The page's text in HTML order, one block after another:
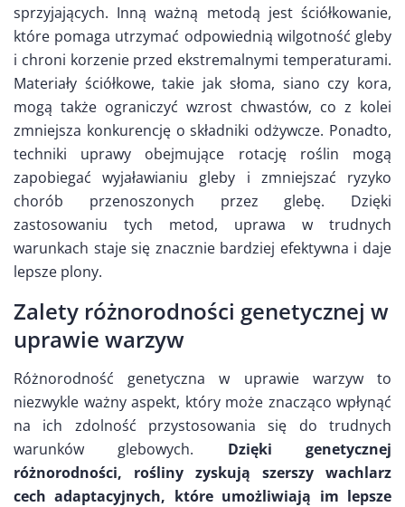
sprzyjających. Inną ważną metodą jest ściółkowanie,
które pomaga utrzymać odpowiednią wilgotność gleby
i chroni korzenie przed ekstremalnymi temperaturami.
Materiały ściółkowe, takie jak słoma, siano czy kora,
mogą także ograniczyć wzrost chwastów, co z kolei
zmniejsza konkurencję o składniki odżywcze. Ponadto,
techniki uprawy obejmujące rotację roślin mogą
zapobiegać wyjaławianiu gleby i zmniejszać ryzyko
chorób przenoszonych przez glebę. Dzięki
zastosowaniu tych metod, uprawa w trudnych
warunkach staje się znacznie bardziej efektywna i daje
lepsze plony.
Zalety różnorodności genetycznej w
uprawie warzyw
Różnorodność genetyczna w uprawie warzyw to
niezwykle ważny aspekt, który może znacząco wpłynąć
na ich zdolność przystosowania się do trudnych
warunków glebowych. Dzięki genetycznej
różnorodności, rośliny zyskują szerszy wachlarz
cech adaptacyjnych, które umożliwiają im lepsze